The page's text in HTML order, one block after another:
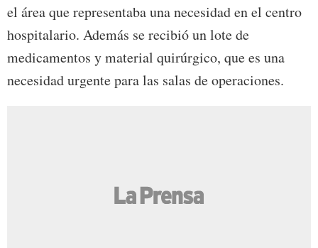
el área que representaba una necesidad en el centro
hospitalario. Además se recibió un lote de
medicamentos y material quirúrgico, que es una
necesidad urgente para las salas de operaciones.